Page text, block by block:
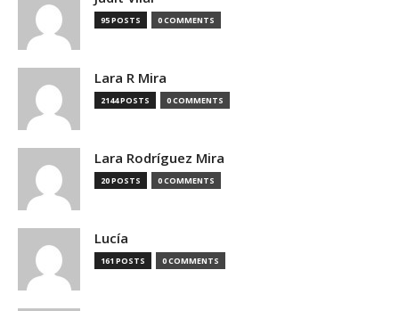
95 POSTS 0 COMMENTS
Lara R Mira
2144 POSTS 0 COMMENTS
Lara Rodríguez Mira
20 POSTS 0 COMMENTS
Lucía
161 POSTS 0 COMMENTS